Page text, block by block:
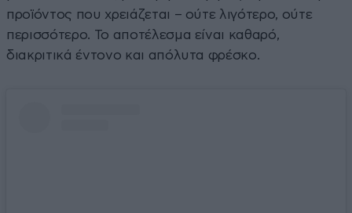
προϊόντος που χρειάζεται – ούτε λιγότερο, ούτε
περισσότερο. Το αποτέλεσμα είναι καθαρό,
διακριτικά έντονο και απόλυτα φρέσκο.